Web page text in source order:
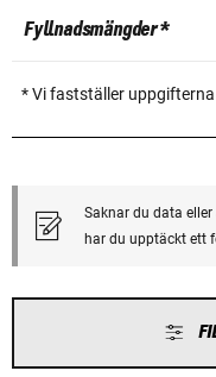
Fyllnadsmängder *
* Vi fastställer
Saknar du data
har du upptäckt ett